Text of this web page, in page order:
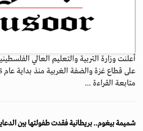
أعلنت وزارة التربية والتعليم العالي
على قطاع غزة والضفة الغربية منذ بداية عام 2025 أسفر...
متابعة القراءة ...
شميمة بيغوم.. بريطانية فقدت طفولتها بين